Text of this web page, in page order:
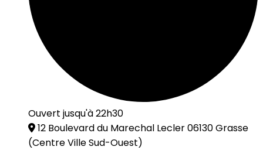
Ouvert jusqu'à 22h30
12 Boulevard du Marechal Lecler 06130 Grasse
(Centre Ville Sud-Ouest)